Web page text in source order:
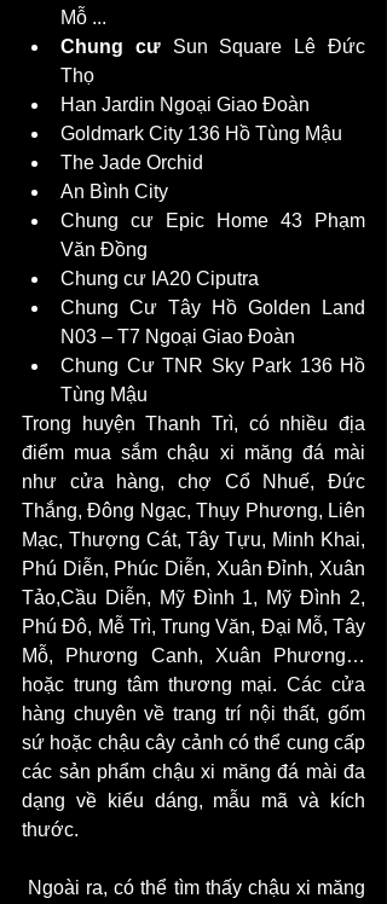
Mỗ ...
Chung cư Sun Square Lê Đức
Thọ
Han Jardin Ngoại Giao Đoàn
Goldmark City 136 Hồ Tùng Mậu
The Jade Orchid
An Bình City
Chung cư Epic Home 43 Phạm
Văn Đồng
Chung cư IA20 Ciputra
Chung Cư Tây Hồ Golden Land
N03 – T7 Ngoại Giao Đoàn
Chung Cư TNR Sky Park 136 Hồ
Tùng Mậu
Trong huyện Thanh Trì, có nhiều địa
điểm mua sắm chậu xi măng đá mài
như cửa hàng, chợ Cổ Nhuế, Đức
Thắng, Đông Ngạc, Thụy Phương, Liên
Mạc, Thượng Cát, Tây Tựu, Minh Khai,
Phú Diễn, Phúc Diễn, Xuân Đỉnh, Xuân
Tảo,Cầu Diễn, Mỹ Đình 1, Mỹ Đình 2,
Phú Đô, Mễ Trì, Trung Văn, Đại Mỗ, Tây
Mỗ, Phương Canh, Xuân Phương…
hoặc trung tâm thương mại. Các cửa
hàng chuyên về trang trí nội thất, gốm
sứ hoặc chậu cây cảnh có thể cung cấp
các sản phẩm chậu xi măng đá mài đa
dạng về kiểu dáng, mẫu mã và kích
thước.